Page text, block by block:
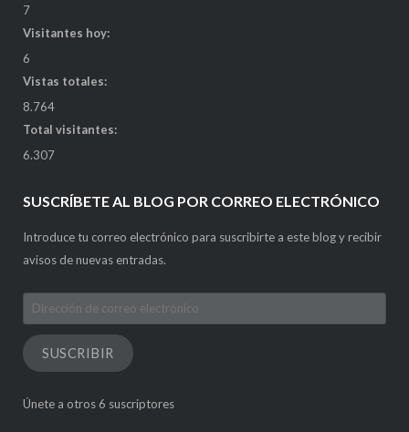
7
Visitantes hoy:
6
Vistas totales:
8.764
Total visitantes:
6.307
SUSCRÍBETE AL BLOG POR CORREO ELECTRÓNICO
Introduce tu correo electrónico para suscribirte a este blog y recibir
avisos de nuevas entradas.
Dirección
de
correo
electrónico
SUSCRIBIR
Únete a otros 6 suscriptores